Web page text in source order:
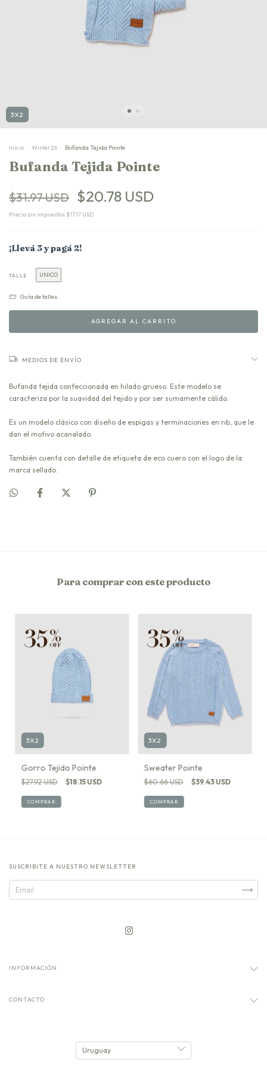
3X2
Inicio Winter26 Bufanda Tejida Pointe
Bufanda Tejida Pointe
$31.97 USD $20.78 USD
Precio sin impuestos $17.17 USD
¡Llevá 3 y pagá 2!
TALLE UNICO
Guía de talles
MEDIOS DE ENVÍO
Bufanda tejida confeccionada en hilado grueso. Este modelo se
caracteriza por la suavidad del tejido y por ser sumamente cálido.
Es un modelo clásico con diseño de espigas y terminaciones en rib, que le
dan el motivo acanalado.
También cuenta con detalle de etiqueta de eco cuero con el logo de la
marca sellado.
Para comprar con este producto
3X2
Gorro Tejido Pointe
$27.92 USD $18.15 USD
COMPRAR
3X2
Sweater Pointe
$60.66 USD $39.43 USD
COMPRAR
SUSCRIBITE A NUESTRO NEWSLETTER
INFORMACIÓN
CONTACTO